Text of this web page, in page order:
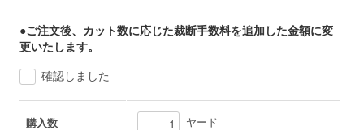
●ご注文後、カット数に応じた裁断手数料を追加した金額に変
更いたします。
確認しました
購入数 ヤード